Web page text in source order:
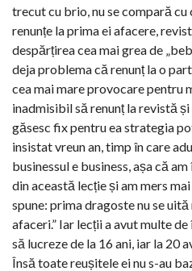
trecut cu brio, nu se compară
renunțe la prima ei afacere,
despărțirea cea mai grea de
deja problema că renunț la o
cea mai mare provocare pentru
inadmisibil să renunț la revistă
găsesc fix pentru ea strategia
insistat vreun an, timp în care
businessul e business, așa că
din această lecție și am mers
spune: prima dragoste nu se
afaceri.” Iar lecții a avut multe
să lucreze de la 16 ani, iar la 20
Însă toate reușitele ei nu s-au